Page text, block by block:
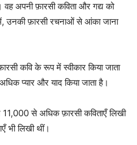
वह अपनी फ़ारसी कविता और गद्य को
उनकी फ़ारसी रचनाओं से आंका जाना
कवि के रूप में स्वीकार किया जाता
प्यार और याद किया जाता है।
से अधिक फ़ारसी कविताएँ लिखी
भी लिखी थीं।